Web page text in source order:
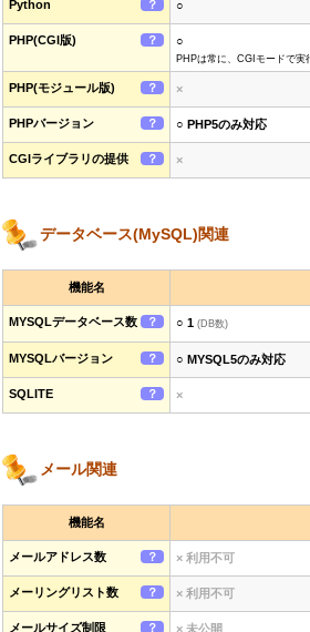
Python ？ ○
PHP(CGI版) ？ ○
PHPは常に、CGIモードで実
PHP(モジュール版) ？ ×
PHPバージョン ？ ○ PHP5のみ対応
CGIライブラリの提供 ？ ×
データベース(MySQL)関連
機能名
MYSQLデータベース数 ？ ○ 1 (DB数)
MYSQLバージョン ？ ○ MYSQL5のみ対応
SQLITE ？ ×
メール関連
機能名
メールアドレス数 ？ × 利用不可
メーリングリスト数 ？ × 利用不可
メールサイズ制限 ？ × 未公開